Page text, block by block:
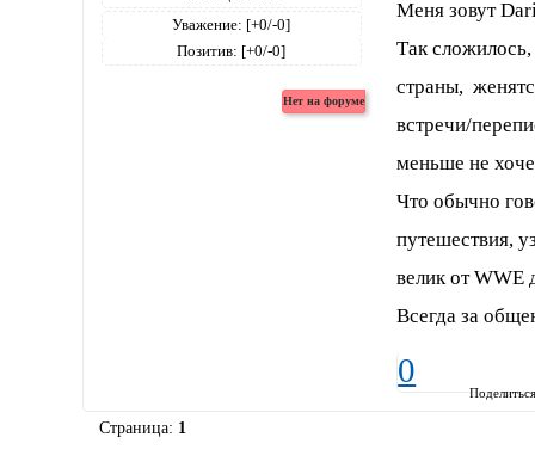
Уважение: [+0/-0]
Позитив: [+0/-0]
Меня зовут
Так
страны,
встречи/
меньше не
Что обычно
путешествия,
велик от WWE
Всегда за
0
Страница: 1